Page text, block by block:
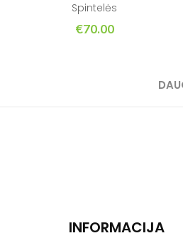
Spintelės
€70.00
INFORMACIJA